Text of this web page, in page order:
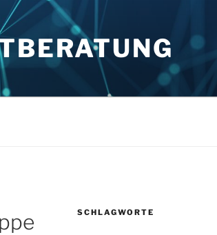
SCHLAGWORTE